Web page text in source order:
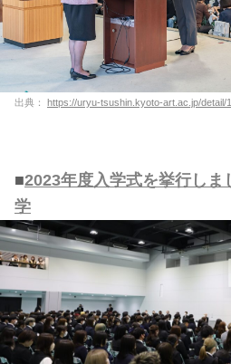
出典： https://uryu-tsushin.kyoto-art.ac.jp/detail/
■2023年度入学式を挙行し
学